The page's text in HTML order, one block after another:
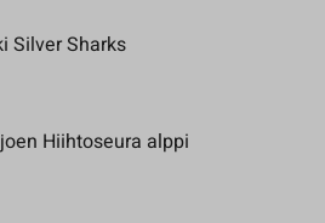
Silver Sharks
Hiihtoseura alppi